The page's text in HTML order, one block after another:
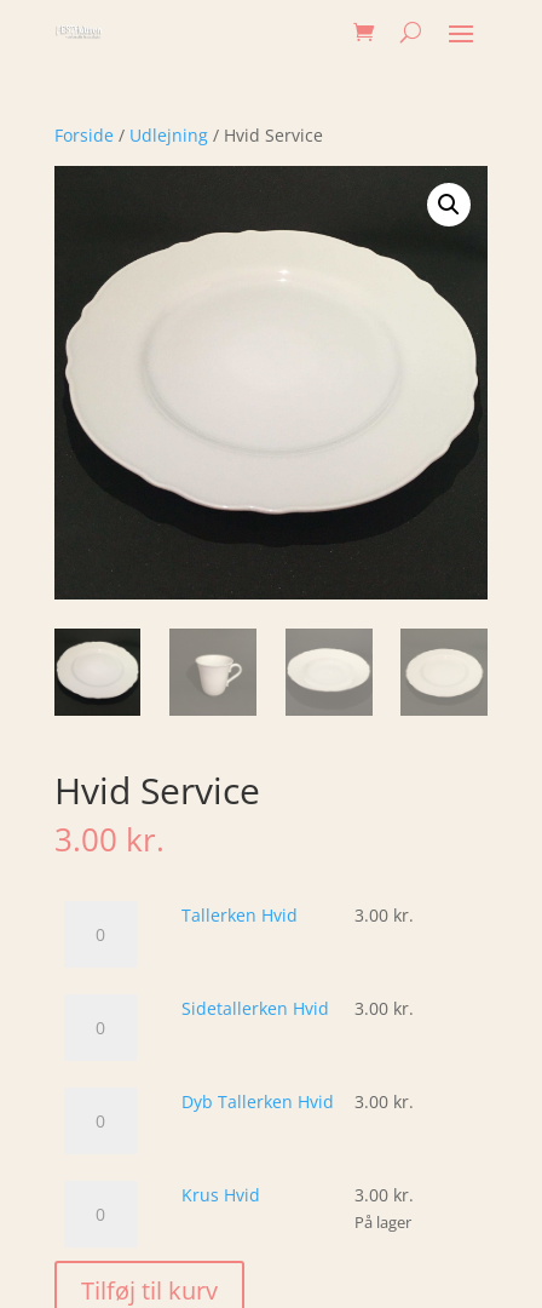
Forside/ Udlejning/ Hvid Service
Hvid Service
3.00 kr.
Hvid
Tallerken Hvid 3.00 kr.
Hvid
Sidetallerken Hvid 3.00 kr.
Tallerken
Dyb Tallerken Hvid 3.00 kr.
Hvid
Krus Hvid 3.00 kr.
På lager
Tilføj til kurv